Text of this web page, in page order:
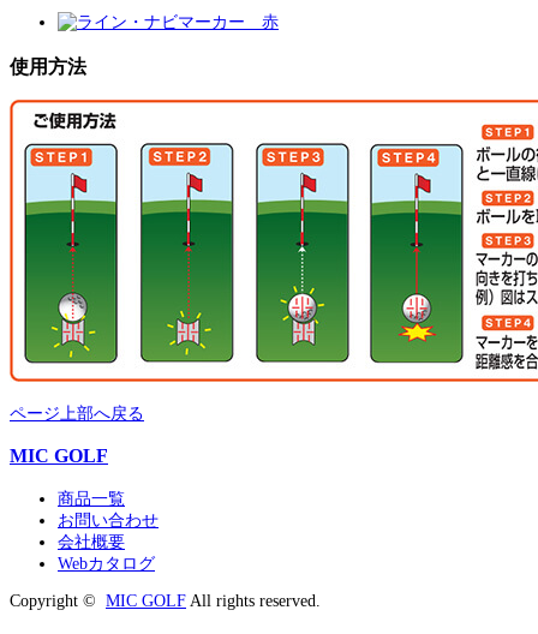
使用方法
ページ上部へ戻る
MIC GOLF
商品一覧
お問い合わせ
会社概要
Webカタログ
Copyright © MIC GOLF All rights reserved.